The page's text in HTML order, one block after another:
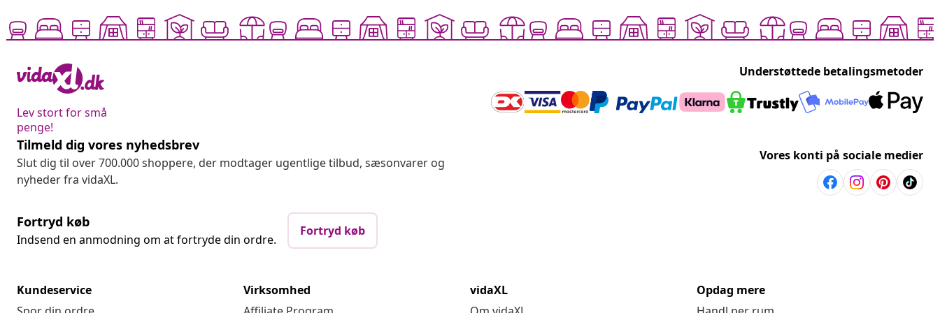
Lev stort for små
penge!
Understøttede betalingsmetoder
Tilmeld dig vores nyhedsbrev
Slut dig til over 700.000 shoppere, der modtager ugentlige tilbud, sæsonvarer og
nyheder fra vidaXL.
Vores konti på sociale medier
Fortryd køb
Indsend en anmodning om at fortryde din ordre.
Fortryd køb
Kundeservice
Virksomhed
vidaXL
Opdag mere